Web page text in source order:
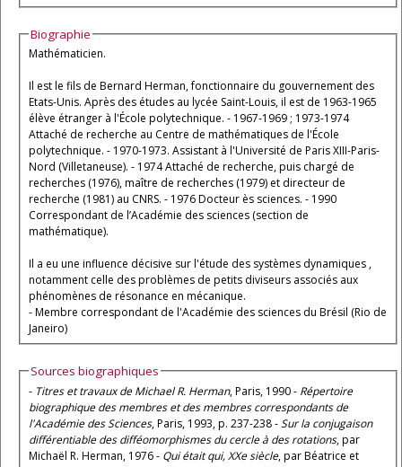
Biographie
Mathématicien.
Il est le fils de Bernard Herman, fonctionnaire du gouvernement des
Etats-Unis. Après des études au lycée Saint-Louis, il est de 1963-1965
élève étranger à l'École polytechnique. - 1967-1969 ; 1973-1974
Attaché de recherche au Centre de mathématiques de l'École
polytechnique. - 1970-1973. Assistant à l'Université de Paris XIII-Paris-
Nord (Villetaneuse). - 1974 Attaché de recherche, puis chargé de
recherches (1976), maître de recherches (1979) et directeur de
recherche (1981) au CNRS. - 1976 Docteur ès sciences. - 1990
Correspondant de l’Académie des sciences (section de
mathématique).
Il a eu une influence décisive sur l'étude des systèmes dynamiques ,
notamment celle des problèmes de petits diviseurs associés aux
phénomènes de résonance en mécanique.
- Membre correspondant de l'Académie des sciences du Brésil (Rio de
Janeiro)
Sources biographiques
- Titres et travaux de Michael R. Herman, Paris, 1990 - Répertoire
biographique des membres et des membres correspondants de
l'Académie des Sciences, Paris, 1993, p. 237-238 -Sur la conjugaison
différentiable des difféomorphismes du cercle à des rotations, par
Michaël R. Herman, 1976 - Qui était qui, XXe siècle, par Béatrice et